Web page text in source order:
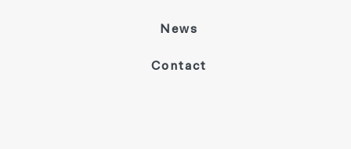
News
Contact